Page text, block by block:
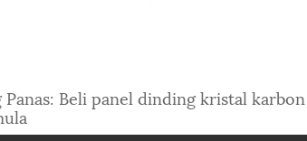
Panas: Beli panel dinding kristal